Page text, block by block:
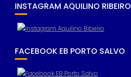
INSTAGRAM AQUILINO RIBEIRO
FACEBOOK EB PORTO SALVO